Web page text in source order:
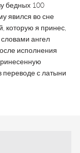
бедных 100
явился во сне
которую я принес,
ангел
исполнения
переводе с латыни